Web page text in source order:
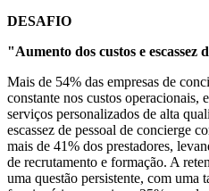
DESAFIO
"Aumento dos custos e
Mais de 54% das empresas de
constante nos custos operacionais,
serviços personalizados de alta
escassez de pessoal de concierge
mais de 41% dos prestadores,
de recrutamento e formação. A
uma questão persistente, com uma